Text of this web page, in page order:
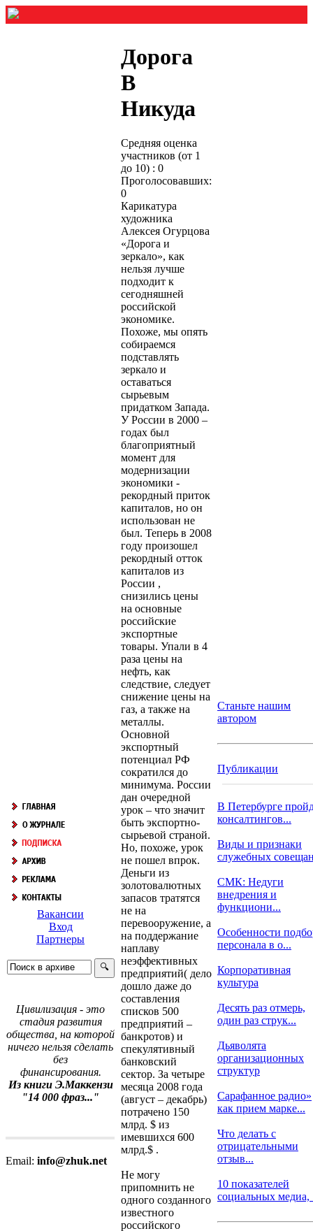
Вакансии
Вход
Партнеры
Цивилизация - это
стадия развития
общества, на которой
ничего нельзя сделать
без
финансирования.
Из книги Э.Маккензи
"14 000 фраз..."
Email: info@zhuk.net
Дорога
В
Никуда
Средняя оценка
участников (от 1
до 10) : 0
Проголосовавших:
0
Карикатура
художника
Алексея Огурцова
«Дорога и
зеркало», как
нельзя лучше
подходит к
сегодняшней
российской
экономике.
Похоже, мы опять
собираемся
подставлять
зеркало и
оставаться
сырьевым
придатком Запада.
У России в 2000 –
годах был
благоприятный
момент для
модернизации
экономики -
рекордный приток
капиталов, но он
использован не
был. Теперь в 2008
году произошел
рекордный отток
капиталов из
России ,
снизились цены
на основные
российские
экспортные
товары. Упали в 4
раза цены на
нефть, как
следствие, следует
снижение цены на
газ, а также на
металлы.
Основной
экспортный
потенциал РФ
сократился до
минимума. России
дан очередной
урок – что значит
быть экспортно-
сырьевой страной.
Но, похоже, урок
не пошел впрок.
Деньги из
золотовалютных
запасов тратятся
не на
перевооружение, а
на поддержание
наплаву
неэффективных
предприятий( дело
дошло даже до
составления
списков 500
предприятий –
банкротов) и
спекулятивный
банковский
сектор. За четыре
месяца 2008 года
(август – декабрь)
потрачено 150
млрд. $ из
имевшихся 600
млрд.$ .
Не могу
припомнить не
одного созданного
известного
российского
Станьте нашим
автором
Публикации
В Петербурге
консалтингов...
Виды и признаки
служебных
СМК: Недуги
внедрения и
функциони...
Особенности
персонала в о...
Корпоративная
культура
Десять раз отмерь,
один раз струк...
Дьяволята
организационных
структур
Сарафанное радио»
как прием марке...
Что делать с
отрицательными
отзыв...
10 показателей
социальных медиа,